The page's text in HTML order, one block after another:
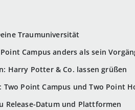
Traumuniversität
Campus anders als sein
Harry Potter & Co. lassen grüßen
Two Point Campus und Two Point
Release-Datum und Plattformen